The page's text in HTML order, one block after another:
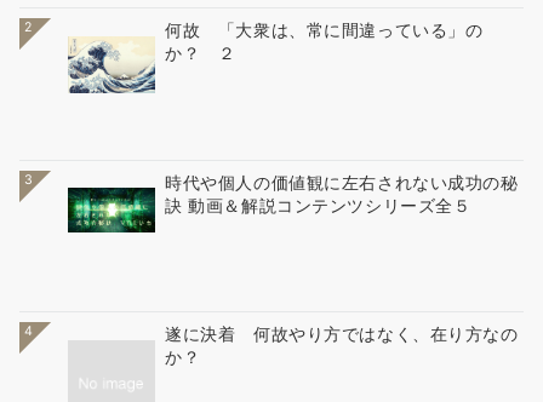
2
何故 「大衆は、常に間違っている」の
か？ ２
3
時代や個人の価値観に左右されない成功の秘
訣 動画＆解説コンテンツシリーズ全５
4
遂に決着 何故やり方ではなく、在り方なの
か？